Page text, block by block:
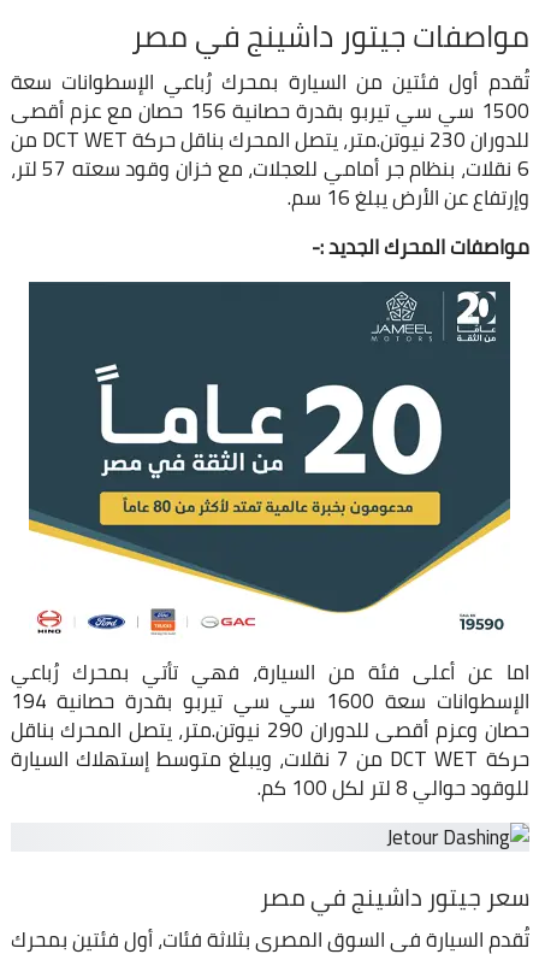
مواصفات جيتور داشينج في مصر
تُقدم أول فئتين من السيارة بمحرك رُباعي الإسطوانات سعة
1500 سي سي تيربو بقدرة حصانية 156 حصان مع عزم أقصى
للدوران 230 نيوتن.متر، يتصل المحرك بناقل حركة DCT WET من
6 نقلات، بنظام جر أمامي للعجلات، مع خزان وقود سعته 57 لتر،
وإرتفاع عن الأرض يبلغ 16 سم.
مواصفات المحرك الجديد :-
اما عن أعلى فئة من السيارة، فهي تأتي بمحرك رُباعي
الإسطوانات سعة 1600 سي سي تيربو بقدرة حصانية 194
حصان وعزم أقصى للدوران 290 نيوتن.متر، يتصل المحرك بناقل
حركة DCT WET من 7 نقلات، ويبلغ متوسط إستهلاك السيارة
للوقود حوالي 8 لتر لكل 100 كم.
سعر جيتور داشينج في مصر
تُقدم السيارة في السوق المصري بثلاثة فئات، أول فئتين بمحرك